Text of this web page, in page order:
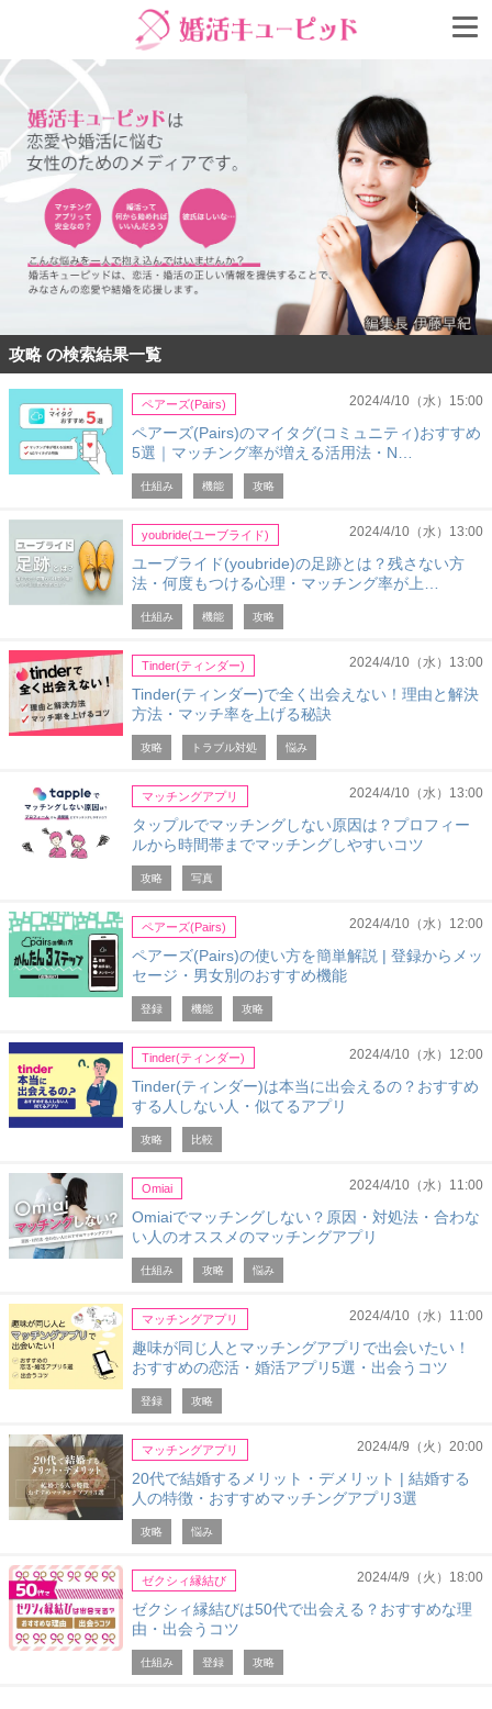
攻略 の検索結果一覧
ペアーズ(Pairs) 2024/4/10（水）15:00
ペアーズ(Pairs)のマイタグ(コミュニティ)おすすめ
5選｜マッチング率が増える活用法・N…
仕組み 機能 攻略
youbride(ユーブライド) 2024/4/10（水）13:00
ユーブライド(youbride)の足跡とは？残さない方
法・何度もつける心理・マッチング率が上…
仕組み 機能 攻略
Tinder(ティンダー) 2024/4/10（水）13:00
Tinder(ティンダー)で全く出会えない！理由と解決
方法・マッチ率を上げる秘訣
攻略 トラブル対処 悩み
マッチングアプリ 2024/4/10（水）13:00
タップルでマッチングしない原因は？プロフィー
ルから時間帯までマッチングしやすいコツ
攻略 写真
ペアーズ(Pairs) 2024/4/10（水）12:00
ペアーズ(Pairs)の使い方を簡単解説 | 登録からメッ
セージ・男女別のおすすめ機能
登録 機能 攻略
Tinder(ティンダー) 2024/4/10（水）12:00
Tinder(ティンダー)は本当に出会えるの？おすすめ
する人しない人・似てるアプリ
攻略 比較
Omiai 2024/4/10（水）11:00
Omiaiでマッチングしない？原因・対処法・合わな
い人のオススメのマッチングアプリ
仕組み 攻略 悩み
マッチングアプリ 2024/4/10（水）11:00
趣味が同じ人とマッチングアプリで出会いたい！
おすすめの恋活・婚活アプリ5選・出会うコツ
登録 攻略
マッチングアプリ 2024/4/9（火）20:00
20代で結婚するメリット・デメリット | 結婚する
人の特徴・おすすめマッチングアプリ3選
攻略 悩み
ゼクシィ縁結び 2024/4/9（火）18:00
ゼクシィ縁結びは50代で出会える？おすすめな理
由・出会うコツ
仕組み 登録 攻略